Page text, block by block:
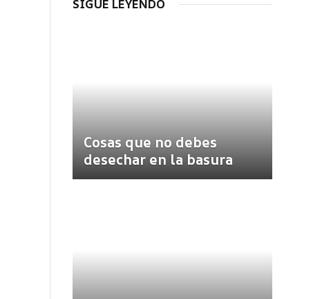
SIGUE LEYENDO
Cosas que no debes
desechar en la basura